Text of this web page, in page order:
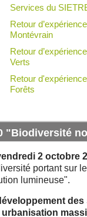
Services du
Retour
Montévrain
Retour
Verts
Retour
Forêts
"Biodiversité
2 octobre
portant sur
lumineuse".
urbanisation